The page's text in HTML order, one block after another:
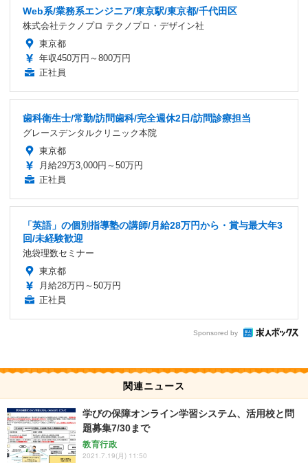
Web系/業務系エンジニア/東京駅/東京都/千代田区
株式会社テクノプロ テクノプロ・デザイン社
東京都
年収450万円～800万円
正社員
歯科衛生士/常勤/訪問歯科/完全週休2日/訪問診療担当
グレースデンタルクリニック本院
東京都
月給29万3,000円～50万円
正社員
「英語」の個別指導塾の講師/月給28万円から・賞与最大年3
回/未経験歓迎
池袋理数セミナー
東京都
月給28万円～50万円
正社員
Sponsored by
関連ニュース
学びの保障オンライン学習システム、活用校と問
題募集7/30まで
教育行政
2021.7.19(月) 11:50